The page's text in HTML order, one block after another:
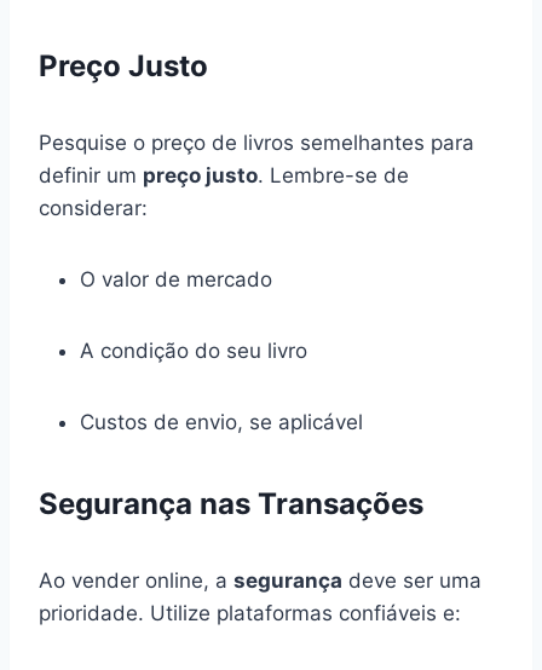
Preço Justo
Pesquise o preço de livros semelhantes para
definir um preço justo. Lembre-se de
considerar:
O valor de mercado
A condição do seu livro
Custos de envio, se aplicável
Segurança nas Transações
Ao vender online, a segurança deve ser uma
prioridade. Utilize plataformas confiáveis e: